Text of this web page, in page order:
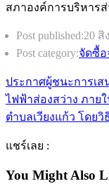
Post published:20 สิ
Post category:จัดซื้อ
ประกาศผู้ชนะการเส
ไฟฟ้าส่องสว่าง ภาย
ตำบลเวียงแก้ว โดยวิ
แชร์เลย :
You Might Also